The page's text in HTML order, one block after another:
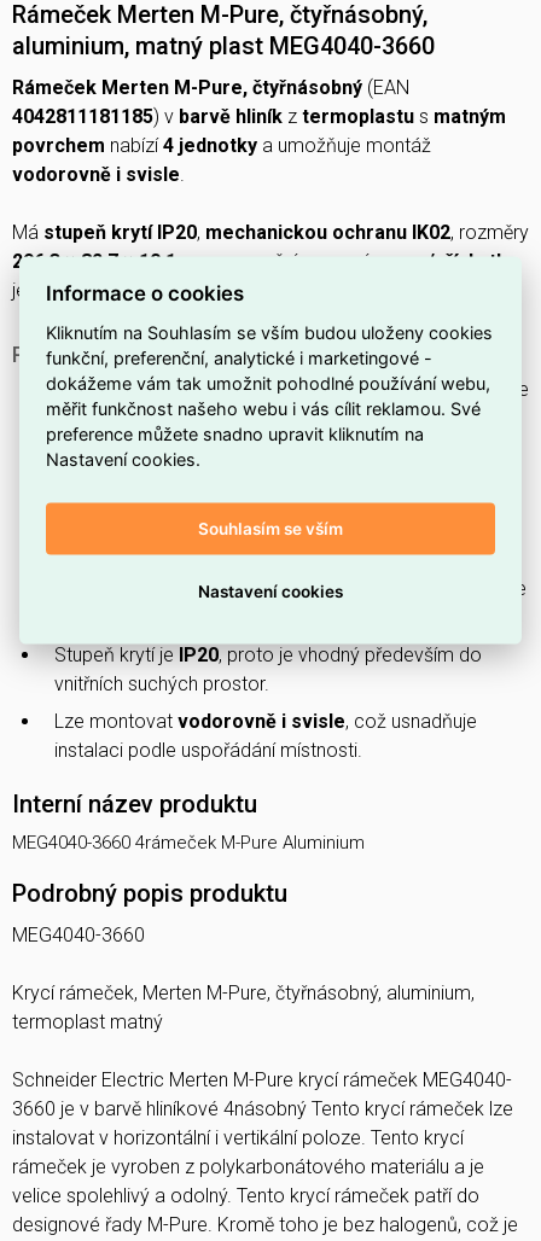
Rámeček Merten M-Pure, čtyřnásobný,
aluminium, matný plast MEG4040-3660
Rámeček Merten M-Pure, čtyřnásobný (EAN
4042811181185) v barvě hliník z termoplastu s matným
povrchem nabízí4 jednotky a umožňuje montáž
vodorovně i svisle.
Má stupeň krytí IP20, mechanickou ochranu IK02, rozměry
296,3 × 82,7 × 10,1 mm
, upevnění pomocí spony/příchytky
je
bez krycího víčkaabez halogenů
PROČ SI VYBRAT TENTO RÁMEČEK?
Tento rámeček je určen pro4 jednotky, takže umožňuje
připojení více vypínačů nebo zásuvek na jednom místě.
Je vyroben zplastu
Rámeček má povrch v odstínuhliník
moderně a ladí s kovovými doplňky.
matný povrch, který snižuje odlesky a lépe maskuje
Stupeň krytí je
IP20, proto je vhodný především do
vnitřních suchých prostor.
Lze montovat vodorovně i svisle, což usnadňuje
instalaci podle uspořádání místnosti.
Interní název produktu
MEG4040-3660 4rámeček M-Pure Aluminium
Podrobný popis produktu
MEG4040-3660
Krycí rámeček, Merten M-Pure, čtyřnásobný, aluminium,
termoplast matný
Schneider Electric Merten M-Pure krycí rámeček MEG4040-
3660 je v barvě hliníkové 4násobný Tento krycí rámeček lze
instalovat v horizontální i vertikální poloze. Tento krycí
rámeček je vyroben z polykarbonátového materiálu a je
velice spolehlivý a odolný. Tento krycí rámeček patří do
designové řady M-Pure. Kromě toho je bez halogenů, což je
Informace o cookies
Kliknutím na Souhlasím se vším budou uloženy cookies
funkční, preferenční, analytické i marketingové -
dokážeme vám tak umožnit pohodlné používání webu,
měřit funkčnost našeho webu i vás cílit reklamou. Své
preference můžete snadno upravit kliknutím na
Nastavení cookies.
Souhlasím se vším
Nastavení cookies